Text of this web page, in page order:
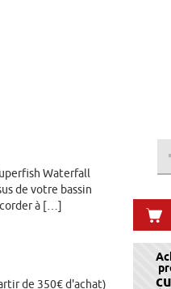
Waterfall
de votre bassin
à […]
de 350€ d'achat)